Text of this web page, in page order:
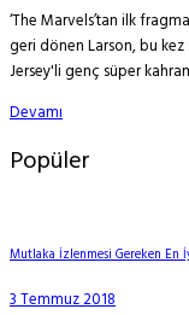
‘The Marvels’tan ilk
geri dönen Larson, bu kez
Jersey'li genç süper
Devamı
Popüler
Mutlaka İzlenmesi Gereken En
3 Temmuz 2018